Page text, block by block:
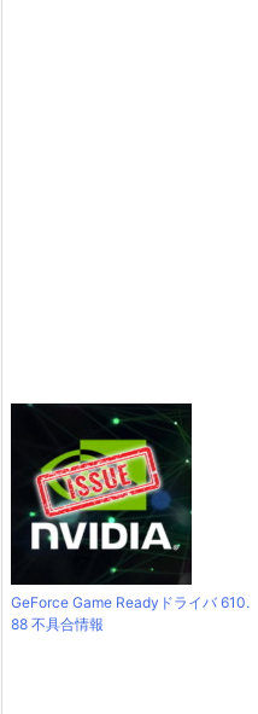
GeForce Game Readyドライバ 610.
88 不具合情報